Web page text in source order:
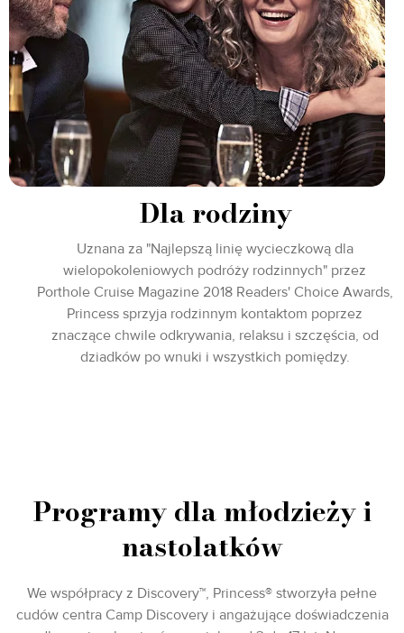
Dla rodziny
Uznana za "Najlepszą linię wycieczkową dla
wielopokoleniowych podróży rodzinnych" przez
Porthole Cruise Magazine 2018 Readers' Choice Awards,
Princess sprzyja rodzinnym kontaktom poprzez
znaczące chwile odkrywania, relaksu i szczęścia, od
dziadków po wnuki i wszystkich pomiędzy.
Programy dla młodzieży i
nastolatków
We współpracy z Discovery™, Princess® stworzyła pełne
cudów centra Camp Discovery i angażujące doświadczenia